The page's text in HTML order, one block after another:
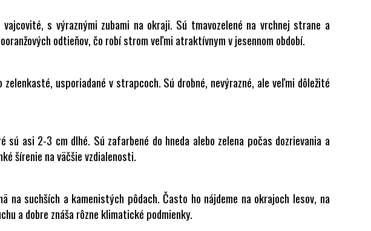
s výraznými zubami na okraji. Sú tmavozelené na vrchnej strane a
odtieňov, čo robí strom veľmi atraktívnym v jesennom období.
usporiadané v strapcoch. Sú drobné, nevýrazné, ale veľmi dôležité
asi 2-3 cm dlhé. Sú zafarbené do hneda alebo zelena počas dozrievania a
šírenie na väčšie vzdialenosti.
na suchších a kamenistých pôdach. Často ho nájdeme na okrajoch lesov, na
a dobre znáša rôzne klimatické podmienky.